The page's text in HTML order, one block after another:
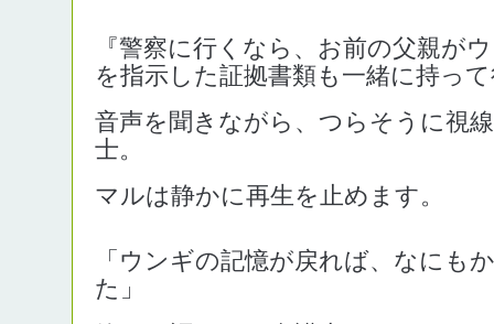
『警察に行くなら、お前の父親が
を指示した証拠書類も一緒に持っ
音声を聞きながら、つらそうに視
士。
マルは静かに再生を止めます。
「ウンギの記憶が戻れば、なにも
た」